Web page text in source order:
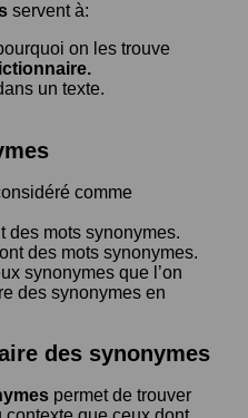
servent à:
on les trouve
un texte.
comme
des mots synonymes.
des mots synonymes.
synonymes que l’on
des synonymes en
des synonymes
permet de trouver